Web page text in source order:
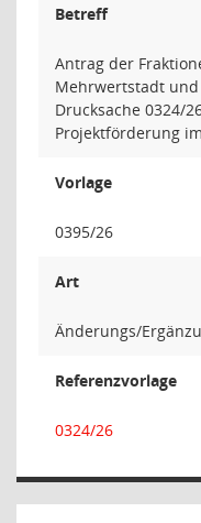
Betreff
Antrag der
Mehrwertstadt
Drucksache 0324/
Projektförderung
Vorlage
0395/26
Art
Änderungs/
Referenzvorlage
0324/26